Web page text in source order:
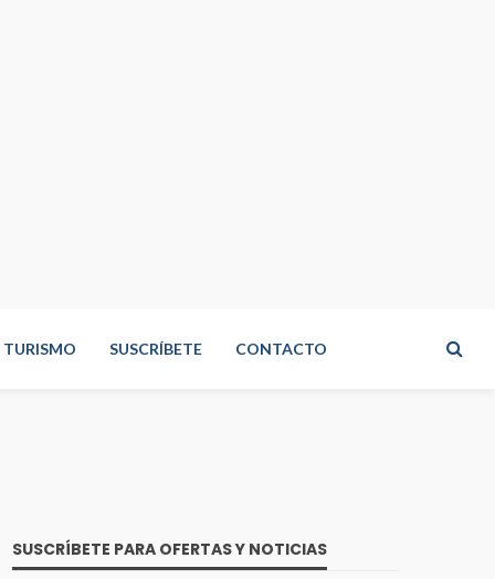
TURISMO SUSCRÍBETE CONTACTO
SUSCRÍBETE PARA OFERTAS Y NOTICIAS